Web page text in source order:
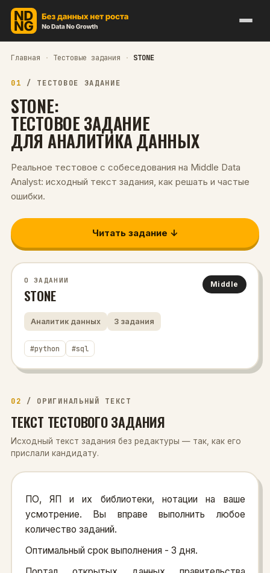
Главная · Тестовые задания · STONE
01 / ТЕСТОВОЕ ЗАДАНИЕ
STONE:
ТЕСТОВОЕ ЗАДАНИЕ
ДЛЯ АНАЛИТИКА ДАННЫХ
Реальное тестовое с собеседования на Middle Data
Analyst: исходный текст задания, как решать и частые
ошибки.
Читать задание ↓
О ЗАДАНИИ
STONE
Middle
Аналитик данных 3 задания
#python #sql
02 / ОРИГИНАЛЬНЫЙ ТЕКСТ
ТЕКСТ ТЕСТОВОГО ЗАДАНИЯ
Исходный текст задания без редактуры — так, как его
прислали кандидату.
ПО, ЯП и их библиотеки, нотации на ваше
усмотрение. Вы вправе выполнить любое
количество заданий.
Оптимальный срок выполнения - 3 дня.